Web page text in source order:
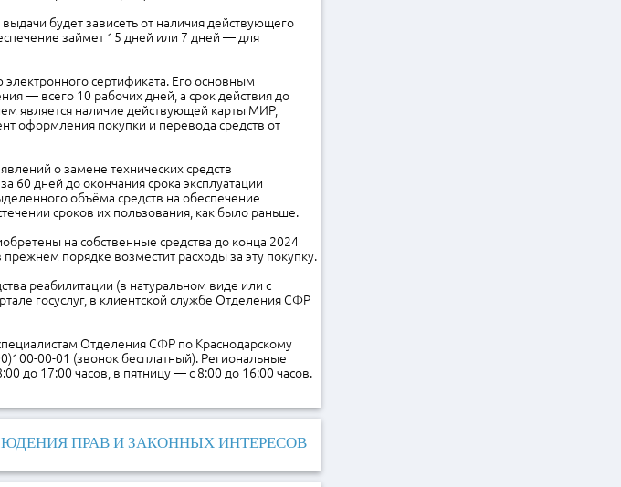
будет зависеть от наличия действующего
займет 15 дней или 7 дней — для
сертификата. Его основным
— всего 10 рабочих дней, а срок действия до
является наличие действующей карты МИР,
оформления покупки и перевода средств от
о замене технических средств
60 дней до окончания срока эксплуатации
объёма средств на обеспечение
сроков их пользования, как было раньше.
на собственные средства до конца 2024
порядке возместит расходы за эту покупку.
реабилитации (в натуральном виде или с
госуслуг, в клиентской службе Отделения СФР
Отделения СФР по Краснодарскому
00-01 (звонок бесплатный). Региональные
до 17:00 часов, в пятницу — с 8:00 до 16:00 часов.
ПРАВ И ЗАКОННЫХ ИНТЕРЕСОВ